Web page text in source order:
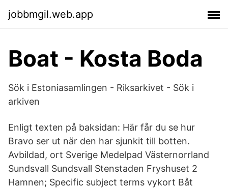
jobbmgil.web.app
Boat - Kosta Boda
Sök i Estoniasamlingen - Riksarkivet - Sök i
arkiven
Enligt texten på baksidan: Här får du se hur
Bravo ser ut när den har sjunkit till botten.
Avbildad, ort Sverige Medelpad Västernorrland
Sundsvall Sundsvall Stenstaden Fryshuset 2
Hamnen; Specific subject terms vykort Båt